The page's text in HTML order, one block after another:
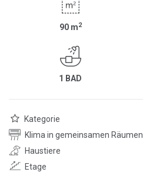
90 m2
1 BAD
Kategorie
Klima in gemeinsamen Räumen
Haustiere
Etage